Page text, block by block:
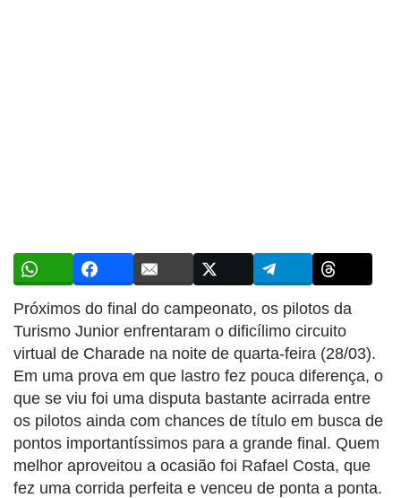
Próximos do final do campeonato, os pilotos da
Turismo Junior enfrentaram o dificílimo circuito
virtual de Charade na noite de quarta-feira (28/03).
Em uma prova em que lastro fez pouca diferença, o
que se viu foi uma disputa bastante acirrada entre
os pilotos ainda com chances de título em busca de
pontos importantíssimos para a grande final. Quem
melhor aproveitou a ocasião foi Rafael Costa, que
fez uma corrida perfeita e venceu de ponta a ponta.